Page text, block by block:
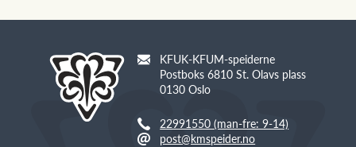
KFUK-KFUM-speiderne
Postboks 6810 St. Olavs plass
0130 Oslo
22991550 (man-fre: 9-14)
post@kmspeider.no